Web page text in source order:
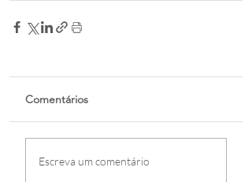
Comentários
Escreva um comentário